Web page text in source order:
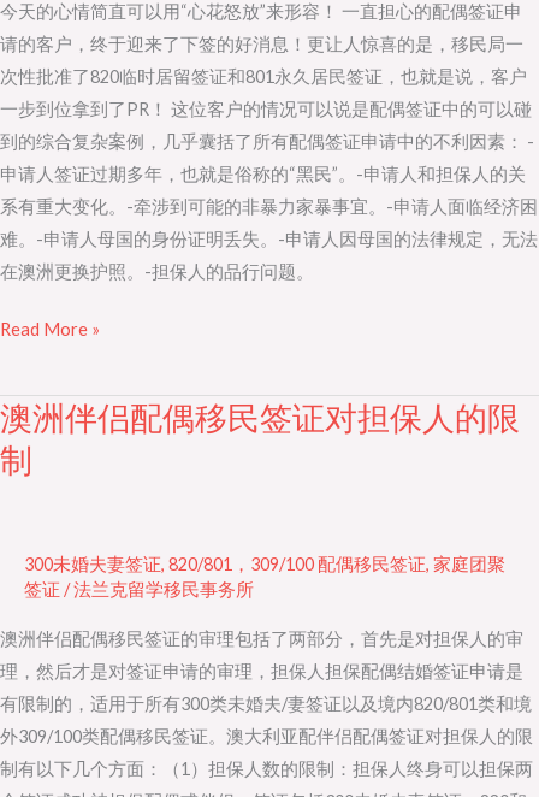
今天的心情简直可以用“心花怒放”来形容！ 一直担心的配偶签证申
请的客户，终于迎来了下签的好消息！更让人惊喜的是，移民局一
次性批准了820临时居留签证和801永久居民签证，也就是说，客户
一步到位拿到了PR！ 这位客户的情况可以说是配偶签证中的可以碰
到的综合复杂案例，几乎囊括了所有配偶签证申请中的不利因素： -
申请人签证过期多年，也就是俗称的“黑民”。-申请人和担保人的关
系有重大变化。-牵涉到可能的非暴力家暴事宜。-申请人面临经济困
难。-申请人母国的身份证明丢失。-申请人因母国的法律规定，无法
在澳洲更换护照。-担保人的品行问题。
位
拿
PR，
复
杂
案
例
也
能
功！
Read More »
澳洲伴侣配偶移民签证对担保人的限
制
300未婚夫妻签证, 820/801，309/100 配偶移民签证, 家庭团聚
签证 /法兰克留学移民事务所
澳洲伴侣配偶移民签证的审理包括了两部分，首先是对担保人的审
理，然后才是对签证申请的审理，担保人担保配偶结婚签证申请是
有限制的，适用于所有300类未婚夫/妻签证以及境内820/801类和境
外309/100类配偶移民签证。澳大利亚配伴侣配偶签证对担保人的限
制有以下几个方面：（1）担保人数的限制：担保人终身可以担保两
澳
洲
伴
民
签
证
对
担